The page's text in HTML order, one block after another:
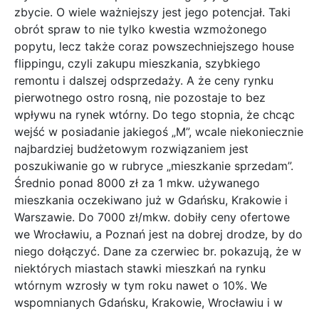
zbycie. O wiele ważniejszy jest jego potencjał. Taki
obrót spraw to nie tylko kwestia wzmożonego
popytu, lecz także coraz powszechniejszego house
flippingu, czyli zakupu mieszkania, szybkiego
remontu i dalszej odsprzedaży. A że ceny rynku
pierwotnego ostro rosną, nie pozostaje to bez
wpływu na rynek wtórny. Do tego stopnia, że chcąc
wejść w posiadanie jakiegoś „M”, wcale niekoniecznie
najbardziej budżetowym rozwiązaniem jest
poszukiwanie go w rubryce „mieszkanie sprzedam”.
Średnio ponad 8000 zł za 1 mkw. używanego
mieszkania oczekiwano już w Gdańsku, Krakowie i
Warszawie. Do 7000 zł/mkw. dobiły ceny ofertowe
we Wrocławiu, a Poznań jest na dobrej drodze, by do
niego dołączyć. Dane za czerwiec br. pokazują, że w
niektórych miastach stawki mieszkań na rynku
wtórnym wzrosły w tym roku nawet o 10%. We
wspomnianych Gdańsku, Krakowie, Wrocławiu i w